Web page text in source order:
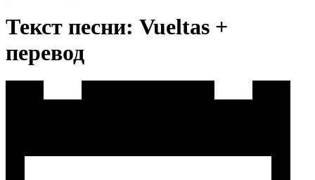
Текст песни: Vueltas +
перевод